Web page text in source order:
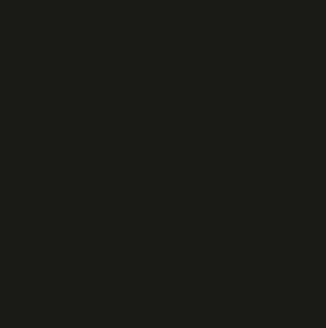
vou escolher “O Bem”, de Arlindo Cruz –